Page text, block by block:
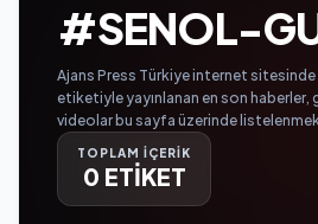
#SENOL-
Ajans Press Türkiye internet
etiketiyle yayınlanan en son haberler,
videolar bu sayfa üzerinde
TOPLAM İÇERİK
0 ETİKET